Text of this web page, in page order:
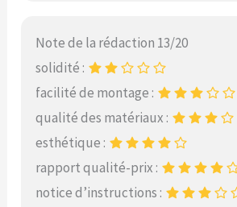
Note de la rédaction 13/20
solidité :
facilité de montage :
qualité des matériaux :
esthétique :
rapport qualité-prix :
notice d’instructions :